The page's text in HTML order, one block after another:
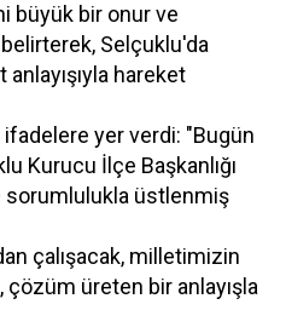
büyük bir onur ve
Selçuklu'da
hareket
ifadelere yer verdi: "Bugün
Kurucu İlçe Başkanlığı
sorumlulukla üstlenmiş
çalışacak, milletimizin
üreten bir anlayışla